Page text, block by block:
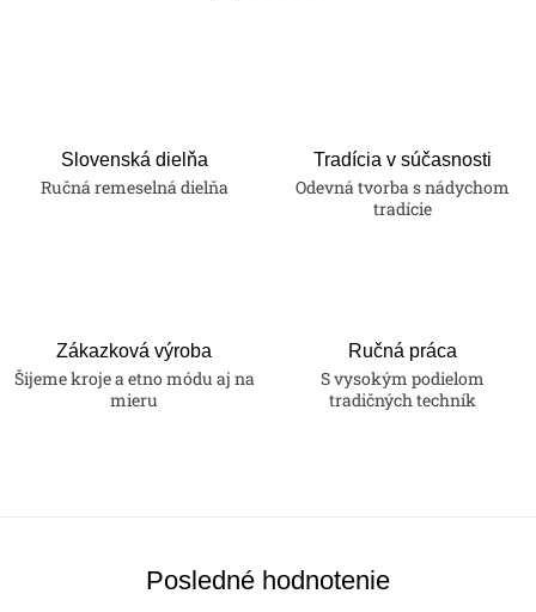
Slovenská dielňa
Ručná remeselná dielňa
Tradícia v súčasnosti
Odevná tvorba s nádychom
tradície
Zákazková výroba
Šijeme kroje a etno módu aj na
mieru
Ručná práca
S vysokým podielom
tradičných techník
Posledné hodnotenie